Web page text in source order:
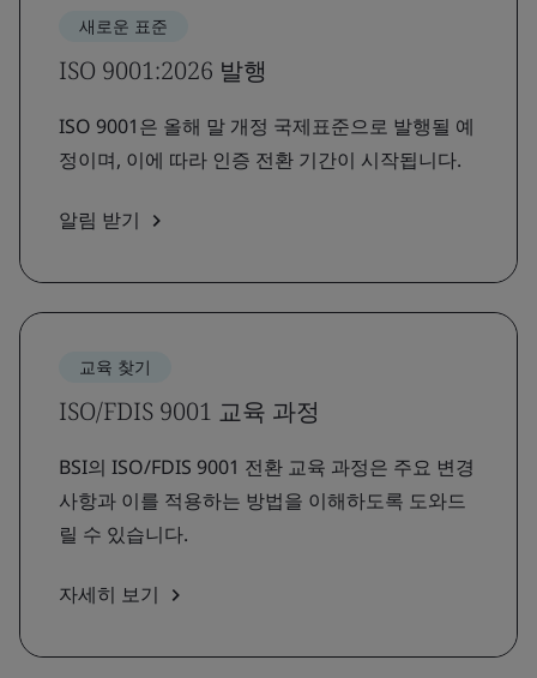
새로운 표준
ISO 9001:2026 발행
ISO 9001은 올해 말 개정 국제표준으로 발행될 예
정이며, 이에 따라 인증 전환 기간이 시작됩니다.
알림 받기
교육 찾기
ISO/FDIS 9001 교육 과정
BSI의 ISO/FDIS 9001 전환 교육 과정은 주요 변경
사항과 이를 적용하는 방법을 이해하도록 도와드
릴 수 있습니다.
자세히 보기